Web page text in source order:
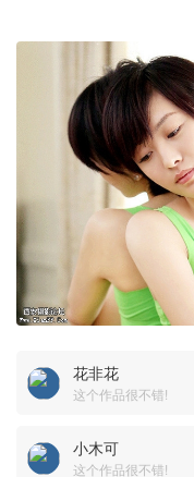
花非花
这个作品很不错!
小木可
这个作品很不错!